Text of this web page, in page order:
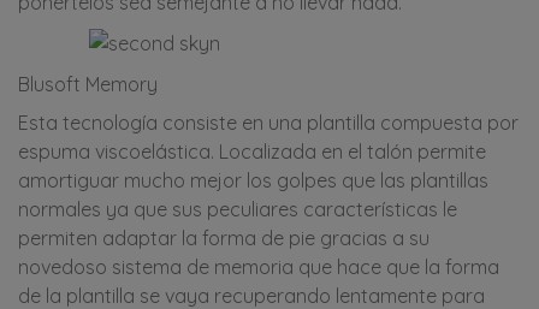
Blusoft Memory
Esta tecnología consiste en una plantilla compuesta por
espuma viscoelástica. Localizada en el talón permite
amortiguar mucho mejor los golpes que las plantillas
normales ya que sus peculiares características le
permiten adaptar la forma de pie gracias a su
novedoso sistema de memoria que hace que la forma
de la plantilla se vaya recuperando lentamente para